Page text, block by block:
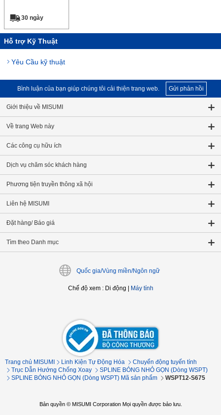
30 ngày
Hỗ trợ Kỹ Thuật
Yêu Cầu kỹ thuật
Bình luận của bạn giúp chúng tôi cải thiện trang web. Gửi phản hồi
Giới thiệu về MISUMI
Về trang Web này
Các công cụ hữu ích
Dịch vụ chăm sóc khách hàng
Phương tiện truyền thông xã hội
Liên hệ MISUMI
Đặt hàng/ Báo giá
Tìm theo Danh mục
Quốc gia/Vùng miền/Ngôn ngữ
Chế độ xem: Di động Máy tính
Trang chủ MISUMI Linh Kiện Tự Động Hóa
Chuyển động tuyến tính
Trục Dẫn Hướng Chống Xoay
SPLINE BÓNG NHỎ GỌN (Dòng WSPT)
SPLINE BÓNG NHỎ GỌN (Dòng WSPT) Mã sản phẩm
WSPT12-S675
Bản quyền © MISUMI Corporation Mọi quyền được bảo lưu.